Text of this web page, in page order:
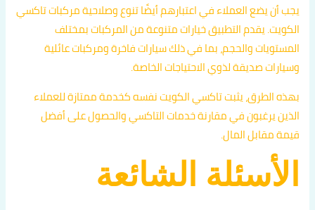
يجب أن يضع العملاء في اعتبارهم أيضًا تنوع وصلاحية مركبات تاكسي
الكويت. يقدم التطبيق خيارات متنوعة من المركبات بمختلف
المستويات والحجم، بما في ذلك سيارات فاخرة ومركبات عائلية
وسيارات صديقة لذوي الاحتياجات الخاصة.
بهذه الطرق، يثبت تاكسي الكويت نفسه كخدمة ممتازة للعملاء
الذين يرغبون في مقارنة خدمات التاكسي والحصول على أفضل
قيمة مقابل المال.
الأسئلة الشائعة